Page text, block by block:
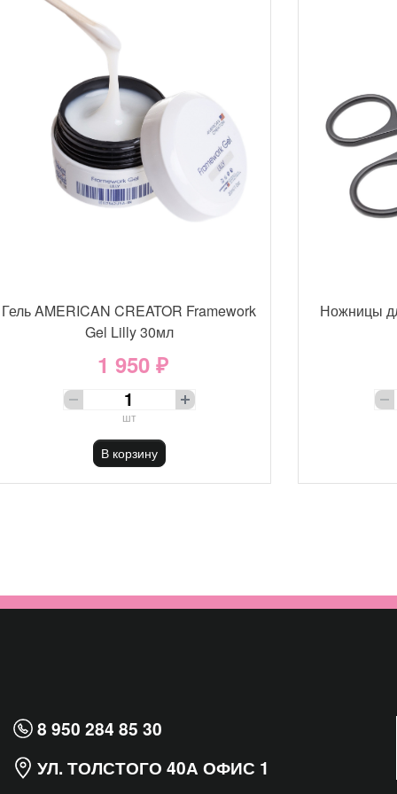
Гель AMERICAN CREATOR Framework
Gel Lilly 30мл
1 950 ₽
шт
В корзину
Ножницы
8 950 284 85 30
УЛ. ТОЛСТОГО 40А ОФИС 1